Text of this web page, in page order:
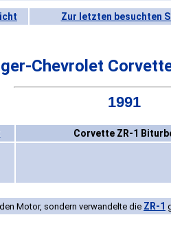
Zur letzten besuchten
Chevrolet
1991
Corvette ZR-1
Motor, sondern verwandelte die ZR-1